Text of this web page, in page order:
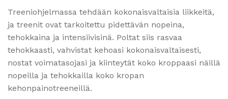
Treeniohjelmassa tehdään kokonaisvaltaisia liikkeitä,
ja treenit ovat tarkoitettu pidettävän nopeina,
tehokkaina ja intensiivisinä. Poltat siis rasvaa
tehokkaasti, vahvistat kehoasi kokonaisvaltaisesti,
nostat voimatasojasi ja kiinteytät koko kroppaasi näillä
nopeilla ja tehokkailla koko kropan
kehonpainotreeneillä.